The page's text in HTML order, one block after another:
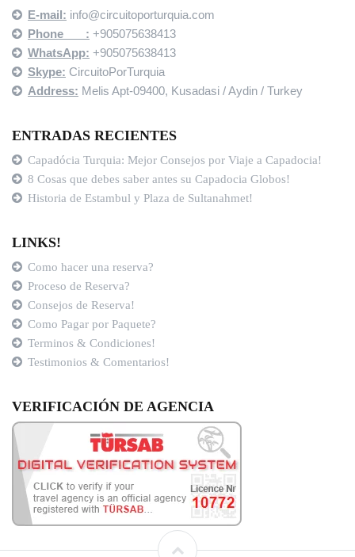
E-mail: info@circuitoporturquia.com
Phone : +905075638413
WhatsApp: +905075638413
Skype: CircuitoPorTurquia
Address: Melis Apt-09400, Kusadasi / Aydin / Turkey
ENTRADAS RECIENTES
Capadócia Turquia: Mejor Consejos por Viaje a Capadocia!
8 Cosas que debes saber antes su Capadocia Globos!
Historia de Estambul y Plaza de Sultanahmet!
LINKS!
Como hacer una reserva?
Proceso de Reserva?
Consejos de Reserva!
Como Pagar por Paquete?
Terminos & Condiciones!
Testimonios & Comentarios!
VERIFICACIÓN DE AGENCIA